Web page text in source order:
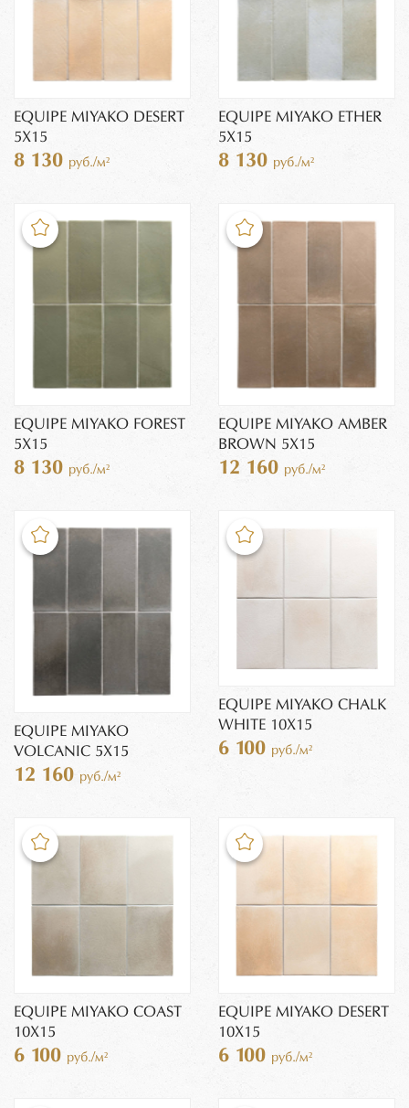
EQUIPE MIYAKO DESERT
5X15
8 130 руб./м²
EQUIPE MIYAKO ETHER
5X15
8 130 руб./м²
EQUIPE MIYAKO FOREST
5X15
8 130 руб./м²
EQUIPE MIYAKO AMBER
BROWN 5X15
12 160 руб./м²
EQUIPE MIYAKO
VOLCANIC 5X15
12 160 руб./м²
EQUIPE MIYAKO CHALK
WHITE 10X15
6 100 руб./м²
EQUIPE MIYAKO COAST
10X15
6 100 руб./м²
EQUIPE MIYAKO DESERT
10X15
6 100 руб./м²